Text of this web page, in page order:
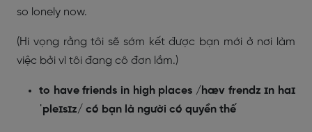
so lonely now.
(Hi vọng rằng tôi sẽ sớm kết được bạn mới ở nơi làm
việc bởi vì tôi đang cô đơn lắm.)
to have friends in high places /hæv frendz ɪn haɪ
ˈpleɪsɪz/ có bạn là người có quyền thế